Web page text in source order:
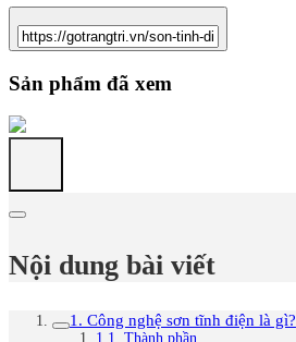
Sản phẩm đã xem
Nội dung bài viết
1. Công nghệ sơn tĩnh điện là gì?
1.1. Thành phần